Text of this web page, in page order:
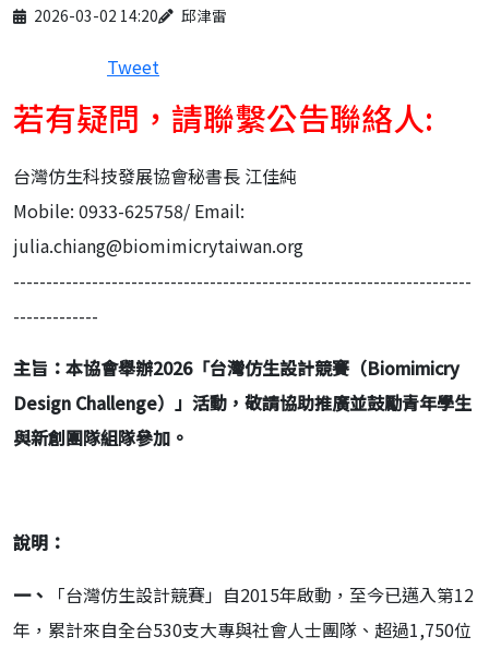
Published on
2026-03-02 14:20
Author 邱津雷
Tweet
若有疑問，請聯繫公告聯絡人:
台灣仿生科技發展協會秘書長 江佳純
Mobile: 0933-625758/ Email:
julia.chiang@biomimicrytaiwan.org
----------------------------------------------------------------------
-------------
主旨：本協會舉辦2026「台灣仿生設計競賽（Biomimicry
Design Challenge）」活動，敬請協助推廣並鼓勵青年學生
與新創團隊組隊參加。
說明：
一、
「台灣仿生設計競賽」自2015年啟動，至今已邁入第12
年，累計來自全台530支大專與社會人士團隊、超過1,750位